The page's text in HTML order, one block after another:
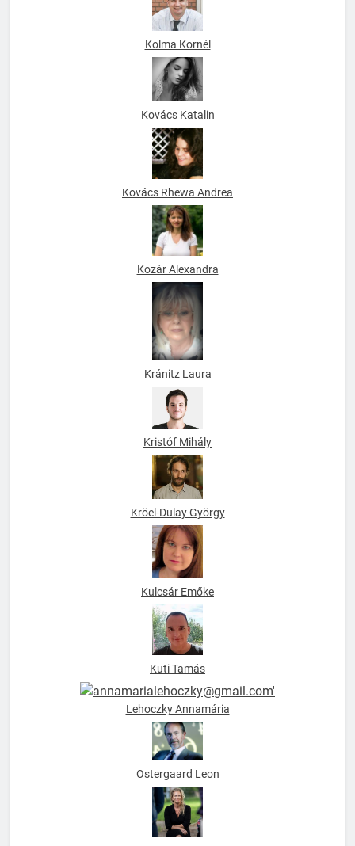
Kolma Kornél
Kovács Katalin
Kovács Rhewa Andrea
Kozár Alexandra
Kránitz Laura
Kristóf Mihály
Kröel-Dulay György
Kulcsár Emőke
Kuti Tamás
Lehoczky Annamária
Ostergaard Leon